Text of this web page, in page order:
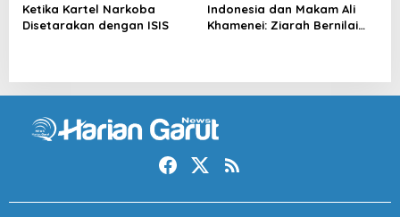
Ketika Kartel Narkoba
Disetarakan dengan ISIS
Indonesia dan Makam Ali
Khamenei: Ziarah Bernilai